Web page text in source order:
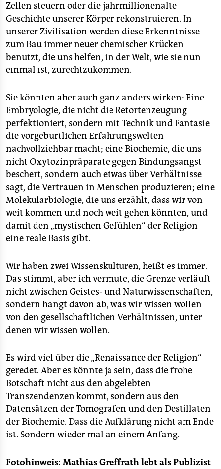
Zellen steuern oder die jahrmillionenalte
Geschichte unserer Körper rekonstruieren. In
unserer Zivilisation werden diese Erkenntnisse
zum Bau immer neuer chemischer Krücken
benutzt, die uns helfen, in der Welt, wie sie nun
einmal ist, zurechtzukommen.
Sie könnten aber auch ganz anders wirken: Eine
Embryologie, die nicht die Retortenzeugung
perfektioniert, sondern mit Technik und Fantasie
die vorgeburtlichen Erfahrungswelten
nachvollziehbar macht; eine Biochemie, die uns
nicht Oxytozinpräparate gegen Bindungsangst
beschert, sondern auch etwas über Verhältnisse
sagt, die Vertrauen in Menschen produzieren; eine
Molekularbiologie, die uns erzählt, dass wir von
weit kommen und noch weit gehen könnten, und
damit den „mystischen Gefühlen“ der Religion
eine reale Basis gibt.
Wir haben zwei Wissenskulturen, heißt es immer.
Das stimmt, aber ich vermute, die Grenze verläuft
nicht zwischen Geistes- und Naturwissenschaften,
sondern hängt davon ab, was wir wissen wollen
von den gesellschaftlichen Verhältnissen, unter
denen wir wissen wollen.
Es wird viel über die „Renaissance der Religion“
geredet. Aber es könnte ja sein, dass die frohe
Botschaft nicht aus den abgelebten
Transzendenzen kommt, sondern aus den
Datensätzen der Tomografen und den Destillaten
der Biochemie. Dass die Aufklärung nicht am Ende
ist. Sondern wieder mal an einem Anfang.
Fotohinweis: Mathias Greffrath lebt als Publizist